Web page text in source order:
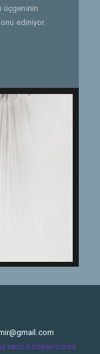
üçgeninin
ediniyor.
escort bayan bursa